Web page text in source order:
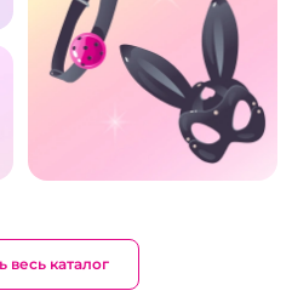
весь каталог